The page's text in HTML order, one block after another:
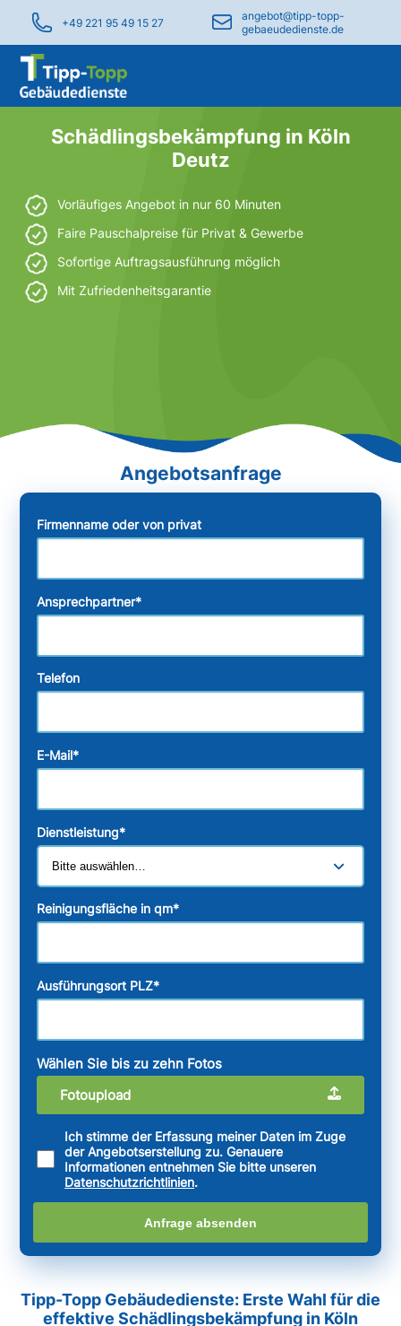
+49 221 95 49 15 27
angebot@tipp-topp-
gebaeudedienste.de
Schädlingsbekämpfung in Köln
Deutz
Vorläufiges Angebot in nur 60 Minuten
Faire Pauschalpreise für Privat & Gewerbe
Sofortige Auftragsausführung möglich
Mit Zufriedenheitsgarantie
Firmenname oder von privat
Ansprechpartner*
Telefon
E-Mail*
Dienstleistung*
Reinigungsfläche in qm*
Ausführungsort PLZ*
Wählen Sie bis zu zehn Fotos
Fotoupload
Ich stimme der Erfassung meiner Daten im Zuge
der Angebotserstellung zu. Genauere
Informationen entnehmen Sie bitte unseren
Datenschutzrichtlinien.
Anfrage absenden
Tipp-Topp Gebäudedienste: Erste Wahl für die
effektive Schädlingsbekämpfung in Köln